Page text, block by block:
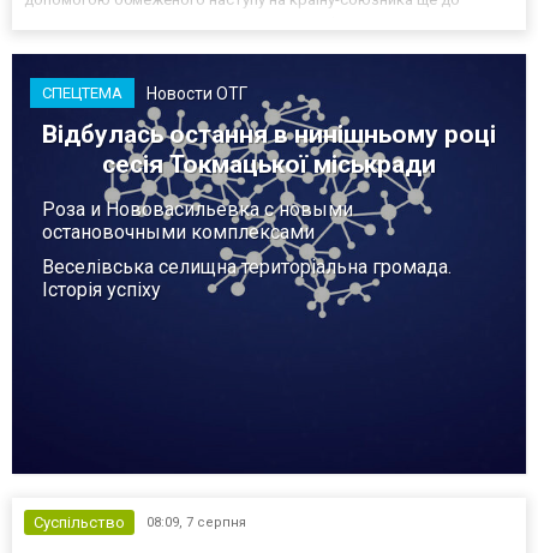
СПЕЦТЕМА Новости ОТГ
Відбулась остання в нинішньому році
сесія Токмацької міськради
Роза и Нововасильевка с новыми
остановочными комплексами
Веселівська селищна територіальна громада.
Історія успіху
Суспільство 08:09, 7 серпня